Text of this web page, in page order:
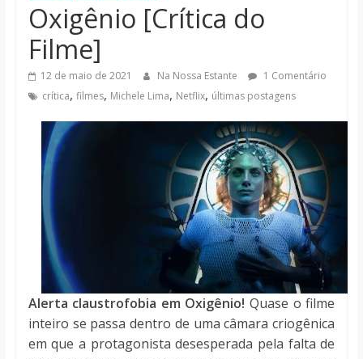
livros,
filmes,
séries
Oxigênio [Crítica do
Filme]
12 de maio de 2021 Na Nossa Estante
1 Comentário
crítica, filmes, Michele Lima, Netflix, últimas postagens
Alerta claustrofobia em Oxigênio! Quase o filme
inteiro se passa dentro de uma câmara criogênica
em que a protagonista desesperada pela falta de